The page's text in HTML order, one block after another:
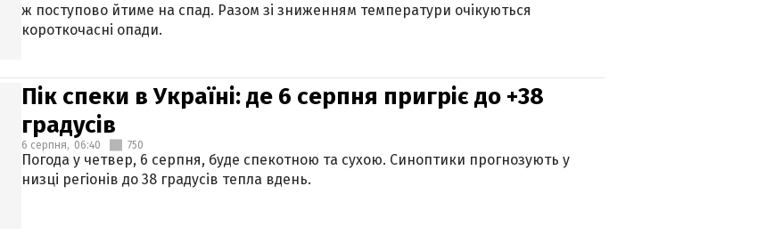
ж поступово йтиме на спад. Разом зі зниженням температури очікуються
короткочасні опади.
Пік спеки в Україні: де 6 серпня пригріє до +38
градусів
6 серпня, 06:40 750
Погода у четвер, 6 серпня, буде спекотною та сухою. Синоптики прогнозують у
низці регіонів до 38 градусів тепла вдень.